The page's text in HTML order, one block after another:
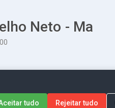
Neto - Ma
tudo Rejeitar tudo